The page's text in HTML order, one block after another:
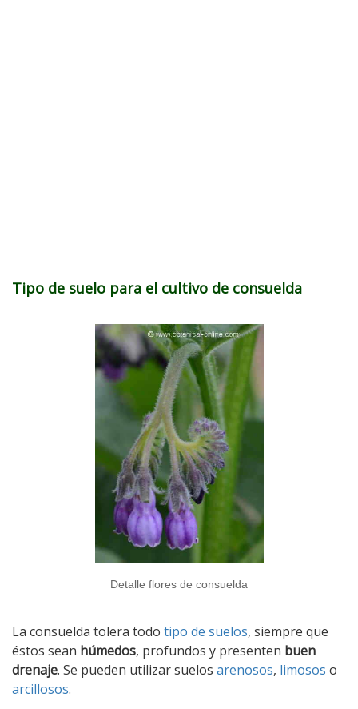
Tipo de suelo para el cultivo de consuelda
Detalle flores de consuelda
La consuelda tolera todo tipo de suelos, siempre que
éstos sean húmedos, profundos y presenten buen
drenaje. Se pueden utilizar suelos arenosos, limosos o
arcillosos.